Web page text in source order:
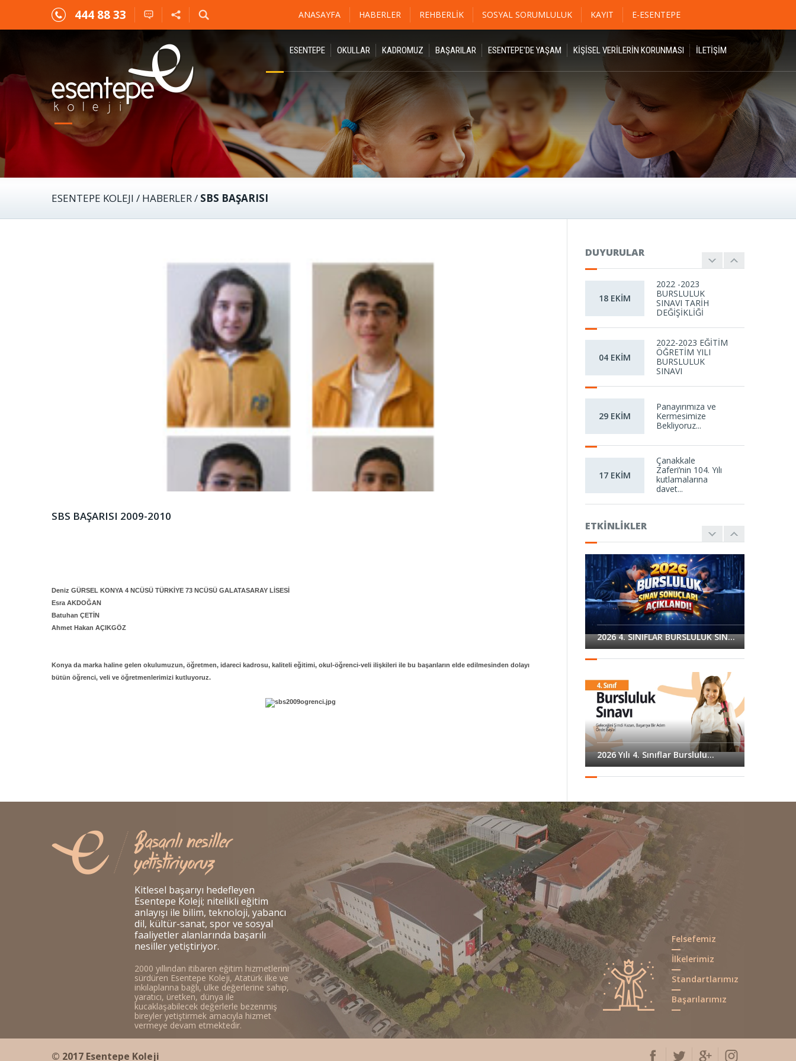
444 88 33 ANASAYFA HABERLER REHBERLIK SOSYAL SORUMLULUK KAYIT E-ESENTEPE
ESENTEPE OKULLAR KADROMUZ BAŞARILAR ESENTEPE'DE YAŞAM KİŞİSEL VERİLERİN KORUNMASI İLETIŞIM
ESENTEPE KOLEJI / HABERLER/ SBS BAŞARISI
SBS BAŞARISI 2009-2010
Deniz GÜRSEL KONYA 4 NCÜSÜ TÜRKİYE 73 NCÜSÜ GALATASARAY LİSESİ
Esra AKDOĞAN
Batuhan ÇETİN
Ahmet Hakan AÇIKGÖZ
Konya da marka haline gelen okulumuzun, öğretmen, idareci kadrosu, kaliteli eğitimi, okul-öğrenci-veli ilişkileri ile bu başarıların elde edilmesinden dolayı
bütün öğrenci, veli ve öğretmenlerimizi kutluyoruz.
DUYURULAR
18 EKİM
2022 -2023
BURSLULUK
SINAVI TARİH
DEĞİŞİKLİĞİ
04 EKİM
2022-2023 EĞİTİM
ÖĞRETİM YILI
BURSLULUK
SINAVI
29 EKİM
Panayırımıza ve
Kermesimize
Bekliyoruz...
17 EKİM
Çanakkale
Zaferi’nin 104. Yılı
kutlamalarına
davet...
Acı Kaybımız...
15 EKİM
19 mayıs gençlik ve
spor bayramı...
09 EKİM
"AH ŞU
BÜYÜKLER" adlı
tiyatro oyunumuza
12 EKİM
23 Nisan Ulusal
Egemenlik ve
Çocuk Bayramı
Gösteri...
11 EKİM
Prof Dr. Doğan
CÜCELOĞLU ile
"Aile Üstüne Bir
Çanakkale Zaferi
Anma
Programımıza
Davetlisiniz...
08 EKİM
Afrin'de Şehit
Askerlerimizin
Ailelerine Destek
Ol...
27 EKİM
"Hayatımız Sınav"
Konulu
Seminerimi...
ETKINLIKLER
2026 4. SINIFLAR BURSLULUK SIN...
2026 Yılı 4. Sınıflar Burslulu...
Okul Dergimiz Yayında!
ATATÜRK’Ü SAYGIYLA, SEVGİYLE,...
Kitlesel başarıyı hedefleyen
Esentepe Koleji; nitelikli eğitim
anlayışı ile bilim, teknoloji, yabancı
dil, kültür-sanat, spor ve sosyal
faaliyetler alanlarında başarılı
nesiller yetiştiriyor.
2000 yıllından itibaren eğitim hizmetlerini
sürdüren Esentepe Koleji, Atatürk ilke ve
inkılaplarına bağlı, ülke değerlerine sahip,
yaratıcı, üretken, dünya ile
kucaklaşabilecek değerlerle bezenmiş
bireyler yetiştirmek amacıyla hizmet
vermeye devam etmektedir.
Felsefemiz
İlkelerimiz
Standartlarımız
Başarılarımız
© 2017 Esentepe Koleji